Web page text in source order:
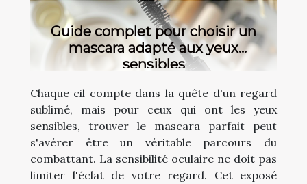
Guide complet pour choisir un
mascara adapté aux yeux
sensibles
Chaque cil compte dans la quête d'un regard
sublimé, mais pour ceux qui ont les yeux
sensibles, trouver le mascara parfait peut
s'avérer être un véritable parcours du
combattant. La sensibilité oculaire ne doit pas
limiter l'éclat de votre regard. Cet exposé